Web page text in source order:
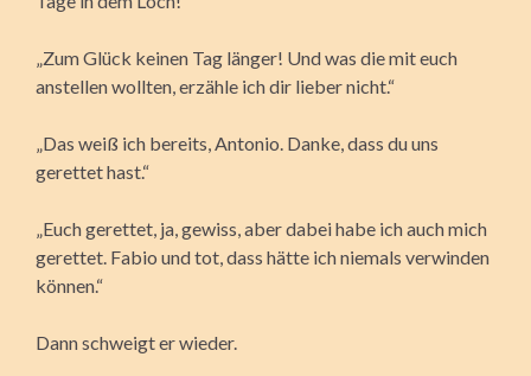
„Zum Glück keinen Tag länger! Und was die mit euch
anstellen wollten, erzähle ich dir lieber nicht.“
„Das weiß ich bereits, Antonio. Danke, dass du uns
gerettet hast.“
„Euch gerettet, ja, gewiss, aber dabei habe ich auch mich
gerettet. Fabio und tot, dass hätte ich niemals verwinden
können.“
Dann schweigt er wieder.